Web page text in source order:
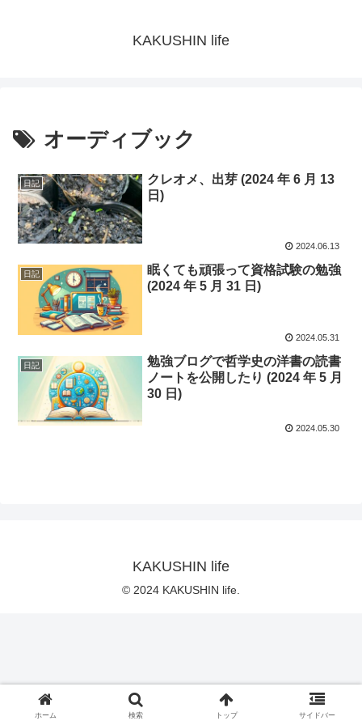
KAKUSHIN life
オーディブック
日記
クレオメ、出芽 (2024 年 6 月 13
日)
2024.06.13
日記
眠くても頑張って資格試験の勉強
(2024 年 5 月 31 日)
2024.05.31
日記
勉強ブログで哲学史の洋書の読書
ノートを公開したり (2024 年 5 月
30 日)
2024.05.30
KAKUSHIN life
© 2024 KAKUSHIN life.
ホーム 検索 トップ サイドバー